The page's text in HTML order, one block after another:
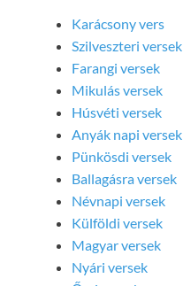
Karácsony vers
Szilveszteri versek
Farangi versek
Mikulás versek
Húsvéti versek
Anyák napi versek
Pünkösdi versek
Ballagásra versek
Névnapi versek
Külföldi versek
Magyar versek
Nyári versek